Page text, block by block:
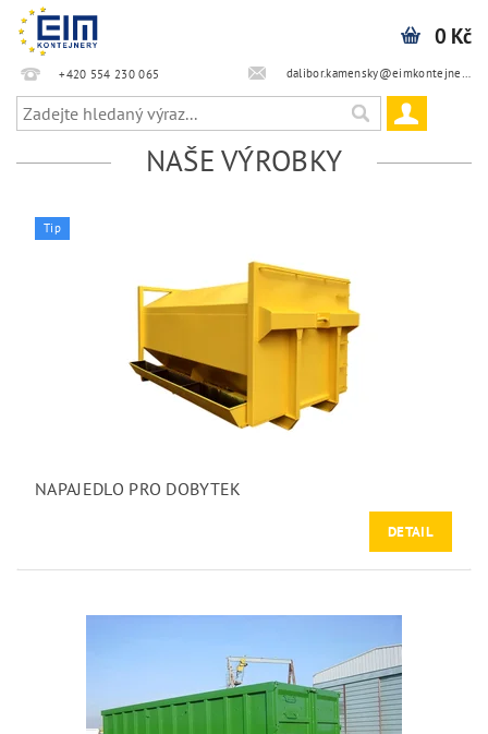
+420 554 230 065 dalibor.kamensky@eimkontejnery.cz
0 Kč
NAŠE VÝROBKY
Tip
NAPAJEDLO PRO DOBYTEK
DETAIL